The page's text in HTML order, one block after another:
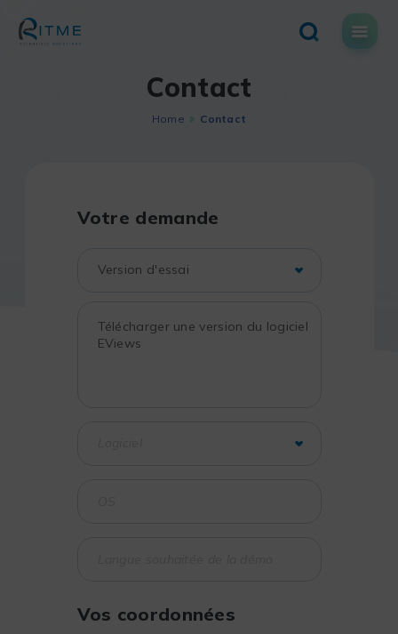
content
Contact
Home Contact
Votre demande
Vos coordonnées